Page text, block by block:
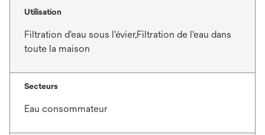
Utilisation
Filtration d'eau sous l'évier,Filtration de l'eau dans
toute la maison
Secteurs
Eau consommateur